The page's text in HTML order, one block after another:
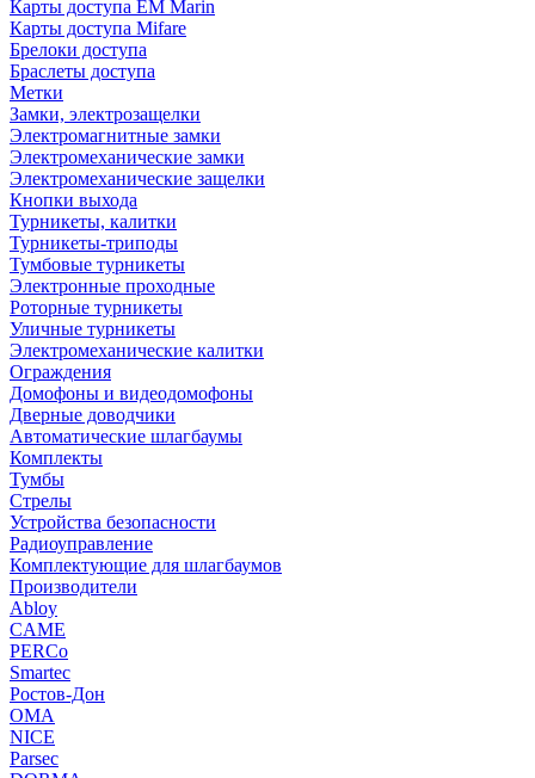
Карты доступа EM Marin
Карты доступа Mifare
Брелоки доступа
Браслеты доступа
Метки
Замки, электрозащелки
Электромагнитные замки
Электромеханические замки
Электромеханические защелки
Кнопки выхода
Турникеты, калитки
Турникеты-триподы
Тумбовые турникеты
Электронные проходные
Роторные турникеты
Уличные турникеты
Электромеханические калитки
Ограждения
Домофоны и видеодомофоны
Дверные доводчики
Автоматические шлагбаумы
Комплекты
Тумбы
Стрелы
Устройства безопасности
Радиоуправление
Комплектующие для шлагбаумов
Производители
Abloy
CAME
PERCo
Smartec
Ростов-Дон
ОМА
NICE
Parsec